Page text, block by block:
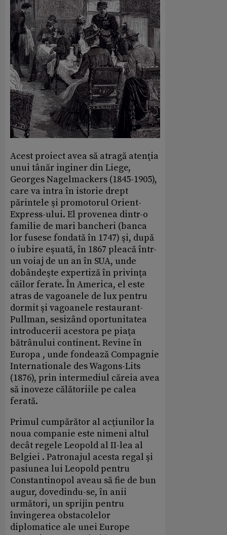
Acest proiect avea să atragă atenţia
unui tânăr inginer din Liege,
Georges Nagelmackers (1845-1905),
care va intra în istorie drept
părintele şi promotorul Orient-
Express-ului. El provenea dintr-o
familie de mari bancheri (banca
lor fusese fondată în 1747) şi, după
o iubire eşuată, în 1867 pleacă într-
un voiaj de un an în SUA, unde
dobândeşte expertiză în privinţa
căilor ferate. În America, el este
atras de vagoanele de lux pentru
dormit şi vagoanele restaurant-
Pullman, sesizând oportunitatea
introducerii acestora pe piaţa
bătrânului continent. Revine în
Europa , unde fondează Compagnie
Internationale des Wagons-Lits
(1876), prin intermediul căreia avea
să inoveze călătoriile pe calea
ferată.
Primul cumpărător al acţiunilor la
noua companie este nimeni altul
decât regele Leopold al II-lea al
Belgiei . Patronajul acesta regal şi
pasiunea lui Leopold pentru
Constantinopol aveau să fie de bun
augur, dovedindu-se, în anii
următori, un sprijin pentru
învingerea obstacolelor
diplomatice ale unei Europe